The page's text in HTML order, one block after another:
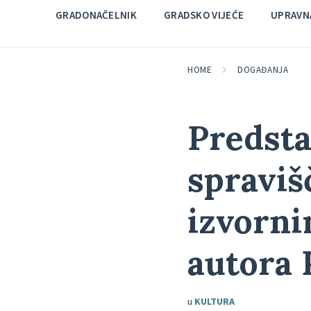
GRADONAČELNIK GRADSKO VIJEĆE
HOME DOGAĐANJA
autora
u KULTURA